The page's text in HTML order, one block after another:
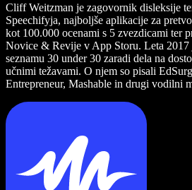
Cliff Weitzman je zagovornik disleksije
Speechifyja, najboljše aplikacije za
kot 100.000 ocenami s 5 zvezdicami ter
Novice & Revije v App Storu. Leta 2017
seznamu 30 under 30 zaradi dela na
učnimi težavami. O njem so pisali
Entrepreneur, Mashable in drugi vodilni